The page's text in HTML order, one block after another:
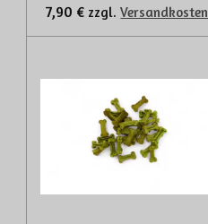
7,90 € zzgl.Versandkosten